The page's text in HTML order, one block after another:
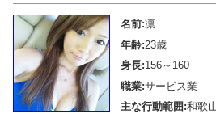
名前:凛
年齢:23歳
身長:156～160
職業:サービス業
主な行動範囲:和歌